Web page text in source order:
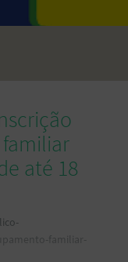
até 18
familiar-